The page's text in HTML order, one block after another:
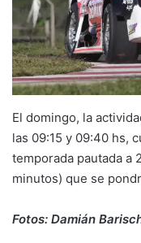
El domingo, la
las 09:15 y 09:40 hs,
temporada pautada a
minutos) que se
Fotos: Damián